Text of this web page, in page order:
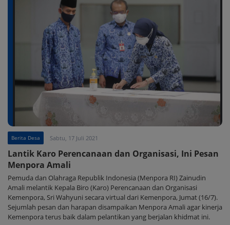
Berita Desa Sabtu, 17 Juli 2021
Lantik Karo Perencanaan dan Organisasi, Ini Pesan
Menpora Amali
Pemuda dan Olahraga Republik Indonesia (Menpora RI) Zainudin
Amali melantik Kepala Biro (Karo) Perencanaan dan Organisasi
Kemenpora, Sri Wahyuni secara virtual dari Kemenpora, Jumat (16/7).
Sejumlah pesan dan harapan disampaikan Menpora Amali agar kinerja
Kemenpora terus baik dalam pelantikan yang berjalan khidmat ini.